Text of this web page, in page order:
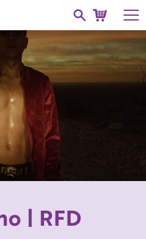
| RFD